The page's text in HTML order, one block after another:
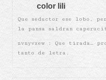
color lili
Que seductor ese lobo,
la pansa saldran
zvnyvxew : Que tirada…
tanto de letra.